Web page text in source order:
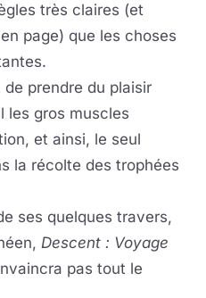
très claires (et
page) que les choses
prendre du plaisir
les gros muscles
et ainsi, le seul
la récolte des trophées
ses quelques travers,
Descent : Voyage
pas tout le